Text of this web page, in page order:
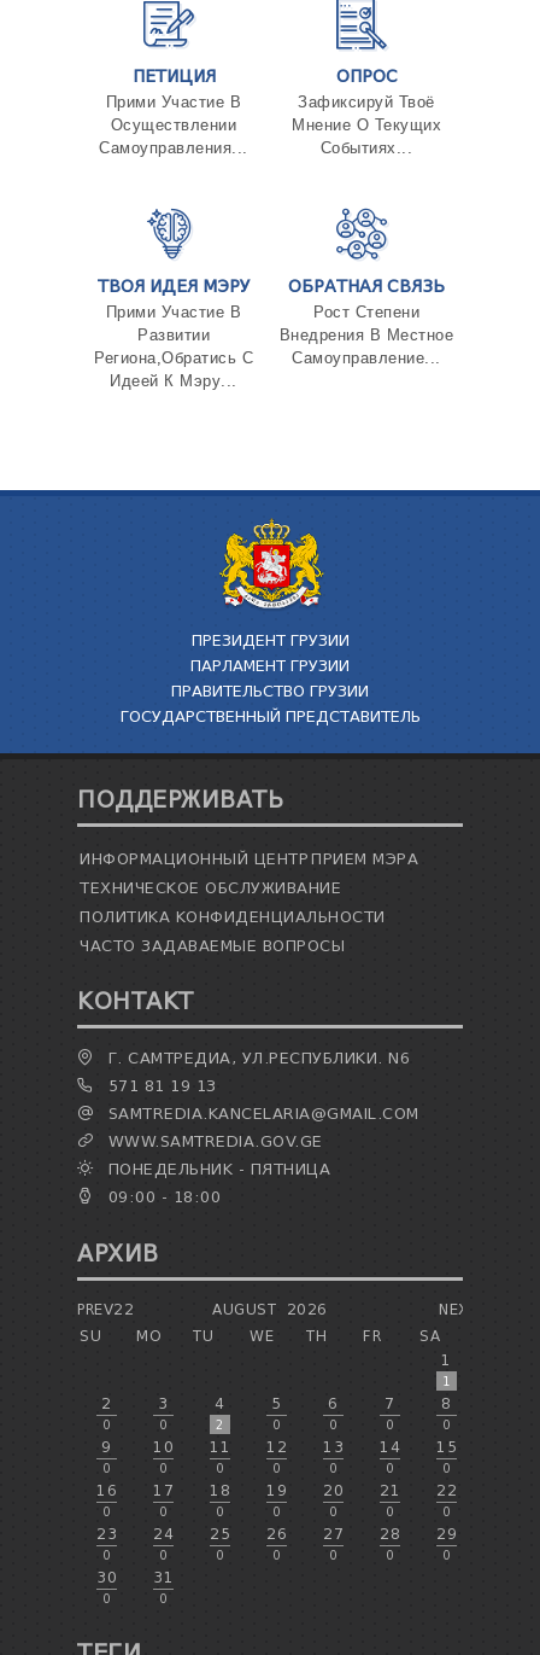
ПЕТИЦИЯ
Прими Участие В
Осуществлении
Самоуправления...
ОПРОС
Зафиксируй Твоё
Мнение О Текущих
Событиях...
ТВОЯ ИДЕЯ МЭРУ
Прими Участие В
Развитии
Региона,Обратись С
Идеей К Мэру...
ОБРАТНАЯ СВЯЗЬ
Рост Степени
Внедрения В Местное
Самоуправление...
ПРЕЗИДЕНТ ГРУЗИИ
ПАРЛАМЕНТ ГРУЗИИ
ПРАВИТЕЛЬСТВО ГРУЗИИ
ГОСУДАРСТВЕННЫЙ ПРЕДСТАВИТЕЛЬ
ПОДДЕРЖИВАТЬ
ИНФОРМАЦИОННЫЙ ЦЕНТРПРИЕМ МЭРА
ТЕХНИЧЕСКОЕ ОБСЛУЖИВАНИЕ
ПОЛИТИКА КОНФИДЕНЦИАЛЬНОСТИ
ЧАСТО ЗАДАВАЕМЫЕ ВОПРОСЫ
КОНТАКТ
Г. САМТРЕДИА, УЛ.РЕСПУБЛИКИ. N6
571 81 19 13
SAMTREDIA.KANCELARIA@GMAIL.COM
WWW.SAMTREDIA.GOV.GE
ПОНЕДЕЛЬНИК - ПЯТНИЦА
09:00 - 18:00
АРХИВ
PREV22 NEXT
AUGUST
2026
SU
MO TU WE TH FR
SA
1
1
2
0
3
0
4
2
5
0
6
0
7
0
8
0
9
0
10
0
11
0
12
0
13
0
14
0
15
0
16
0
17
0
18
0
19
0
20
0
21
0
22
0
23
0
24
0
25
0
26
0
27
0
28
0
29
0
30
0
31
0